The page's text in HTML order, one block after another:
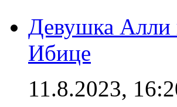
Девушка Алли
Ибице
11.8.2023,